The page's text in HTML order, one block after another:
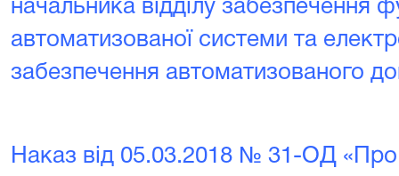
начальника відділу забезпечення
автоматизованої системи та
забезпечення автоматизованого
Наказ від 05.03.2018 № 31-ОД